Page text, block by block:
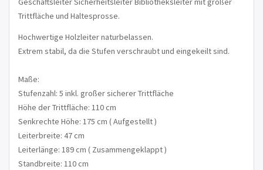
Trittfläche und Haltesprosse.
Hochwertige Holzleiter naturbelassen.
Extrem stabil, da die Stufen verschraubt und eingekeilt sind.
Maße:
Stufenzahl: 5 inkl. großer sicherer Trittfläche
Höhe der Trittfläche: 110 cm
Senkrechte Höhe: 175 cm ( Aufgestellt )
Leiterbreite: 47 cm
Leiterlänge: 189 cm ( Zusammengeklappt )
Standbreite: 110 cm